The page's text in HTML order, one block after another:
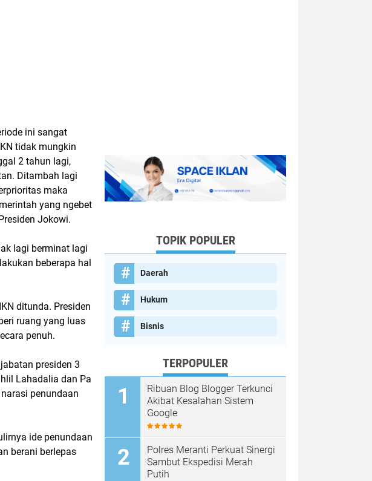
ini sangat
tidak mungkin
2 tahun lagi,
Ditambah lagi
maka
yang ngebet
Jokowi.
lagi berminat lagi
beberapa hal
ditunda. Presiden
ruang yang luas
penuh.
presiden 3
Lahadalia dan Pa
penundaan
ide penundaan
berani berlepas
TOPIK POPULER
Daerah
Hukum
Bisnis
TERPOPULER
Ribuan Blog Blogger Terkunci
Akibat Kesalahan Sistem
Google
Polres Meranti Perkuat Sinergi
Sambut Ekspedisi Merah
Putih